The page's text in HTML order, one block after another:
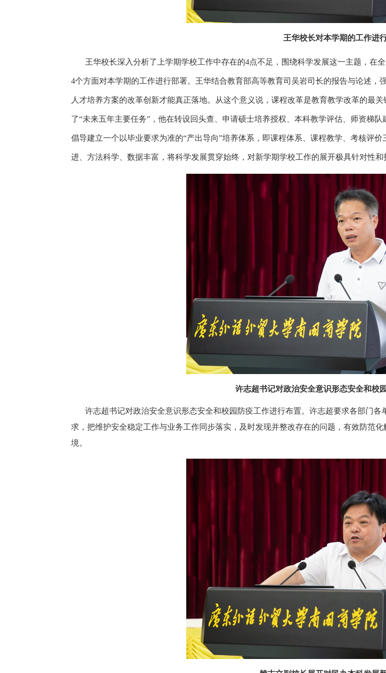
王华校长对本学期的工作进
王华校长深入分析了上学期学校工作中存在的4点不足，围绕科学发展这一主题，在
4个方面对本学期的工作进行部署。王华结合教育部高等教育司吴岩司长的报告与论述，
人才培养方案的改革创新才能真正落地。从这个意义说，课程改革是教育教学改革的最
了“未来五年主要任务”，他在转设回头查、申请硕士培养授权、本科教学评估、师资梯
倡导建立一个以毕业要求为准的“产出导向”培养体系，即课程体系、课程教学、考核评
进、方法科学、数据丰富，将科学发展贯穿始终，对新学期学校工作的展开极具针对性和
许志超书记对政治安全意识形态安全和校
许志超书记对政治安全意识形态安全和校园防疫工作进行布置。许志超要求各部门各
求，把维护安全稳定工作与业务工作同步落实 ， 及时发现并整改存在的问题，有效防范化
境。